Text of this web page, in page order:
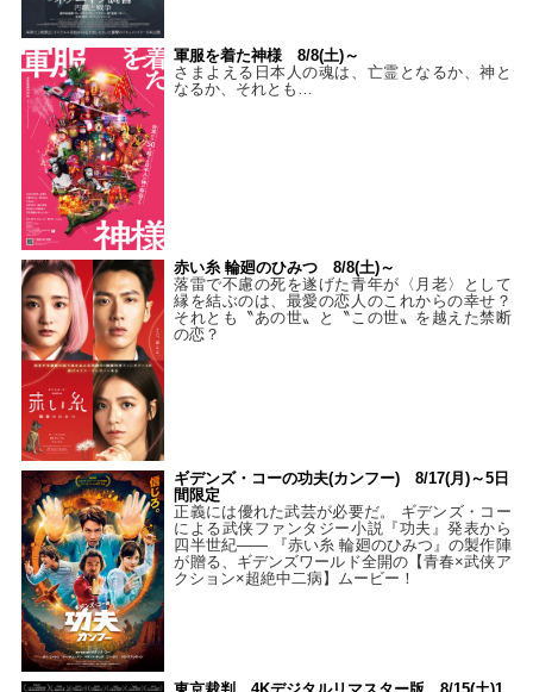
軍服を着た神様 8/8(土)～
さまよえる日本人の魂は、亡霊となるか、神と
なるか、それとも…
赤い糸 輪廻のひみつ 8/8(土)～
落雷で不慮の死を遂げた青年が〈月老〉として
縁を結ぶのは、最愛の恋人のこれからの幸せ？
それとも〝あの世〟と〝この世〟を越えた禁断
の恋？
ギデンズ・コーの功夫(カンフー) 8/17(月)～5日
間限定
正義には優れた武芸が必要だ。 ギデンズ・コー
による武侠ファンタジー小説『功夫』発表から
四半世紀―― 『赤い糸 輪廻のひみつ』の製作陣
が贈る、ギデンズワールド全開の【青春×武侠ア
クション×超絶中二病】ムービー！